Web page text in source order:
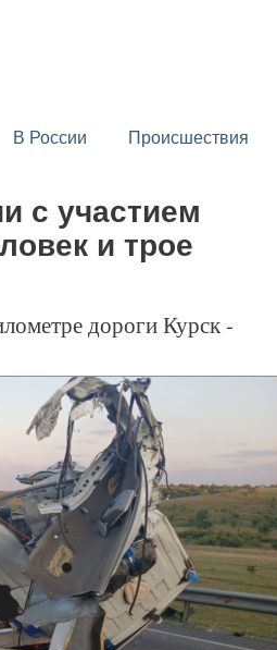
В России Происшествия
с участием
и трое
дороги Курск -